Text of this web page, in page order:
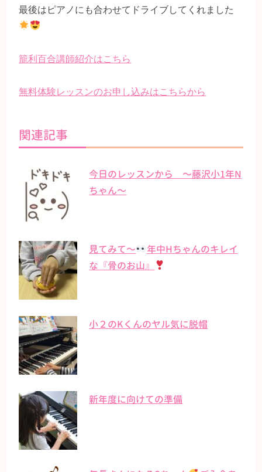
最後はピアノにも合わせてドライブしてくれました
籠利百合講師紹介はこちら
無料体験レッスンのお申し込みはこちらから
関連記事
今日のレッスンから 〜藤沢小1年N
ちゃん〜
見てみて〜
年中Hちゃんのキレイ
な『骨のお山』
小２のKくんのヤル気に脱帽
新年度に向けての準備